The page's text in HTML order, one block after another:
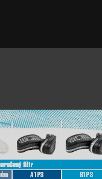
ﬁltr
A1P3 B1P3
ﬁltr
A1P3 B1P3